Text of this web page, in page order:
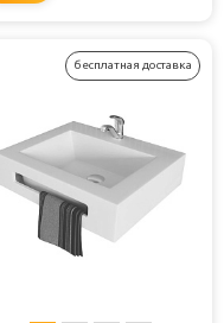
бесплатная доставка